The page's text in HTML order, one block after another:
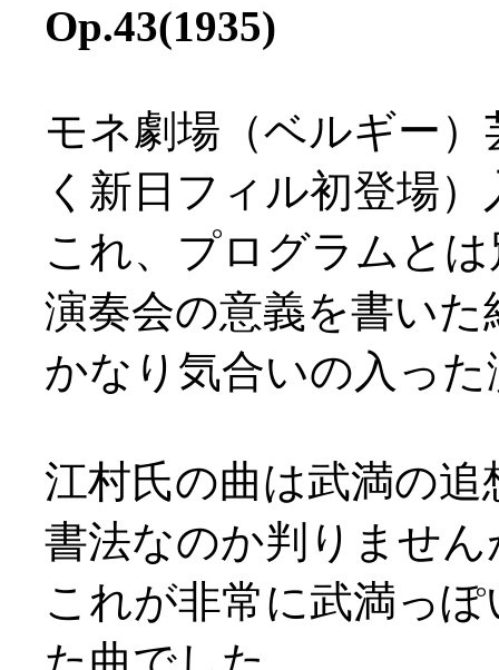
Op.43(1935)
モネ劇場（ベルギー
く新日フィル初登場
これ、プログラムと
演奏会の意義を書い
かなり気合いの入っ
江村氏の曲は武満の
書法なのか判りません
これが非常に武満っ